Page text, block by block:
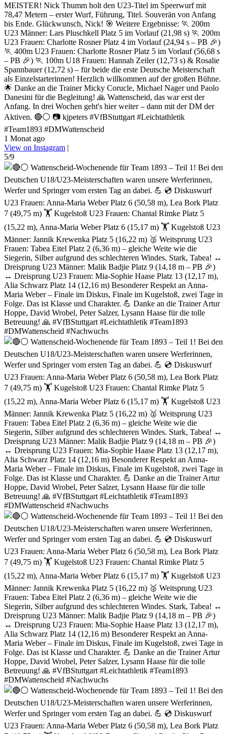
MEISTER! Nick Thumm holt den U23-Titel im Speerwurf mit
78,47 Metern – erster Wurf, Führung, Titel. Souverän von Anfang
bis Ende. Glückwunsch, Nick! 🎯 Weitere Ergebnisse: 🏃 200m
U23 Männer: Lars Pluschkell Platz 5 im Vorlauf (21,98 s) 🏃 200m
U23 Frauen: Charlotte Rosner Platz 4 im Vorlauf (24,94 s – PB 🎉)
🏃 400m U23 Frauen: Charlotte Rosner Platz 5 im Vorlauf (56,68 s
– PB 🎉) 🏃 100m U18 Frauen: Hannah Zeiler (12,73 s) & Rosalie
Spannbauer (12,72 s) – für beide die erste Deutsche Meisterschaft
als Einzelstarterinnen! Herzlich willkommen auf der großen Bühne.
🌟 Danke an die Trainer Micky Corucle, Michael Nager und Paolo
Danesini für die Begleitung! 🙏 Wattenscheid, das war erst der
Anfang. In drei Wochen geht's hier weiter – dann mit der DM der
Aktiven. 🔴⚪ 📷 kjpeters #VfBStuttgart #Leichtathletik
#Team1893 #DMWattenscheid
1 Monat ago
View on Instagram |
5/9